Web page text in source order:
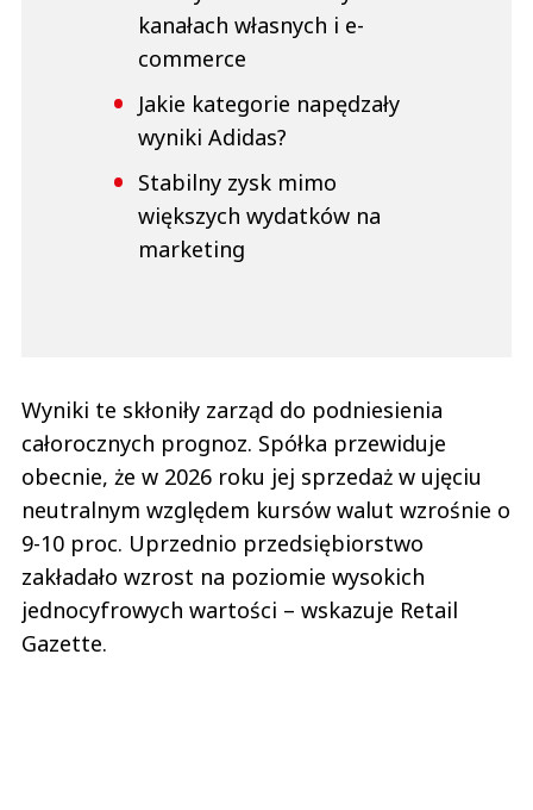
kanałach własnych i e-
commerce
Jakie kategorie napędzały
wyniki Adidas?
Stabilny zysk mimo
większych wydatków na
marketing
Wyniki te skłoniły zarząd do podniesienia
całorocznych prognoz. Spółka przewiduje
obecnie, że w 2026 roku jej sprzedaż w ujęciu
neutralnym względem kursów walut wzrośnie o
9-10 proc. Uprzednio przedsiębiorstwo
zakładało wzrost na poziomie wysokich
jednocyfrowych wartości – wskazuje Retail
Gazette.